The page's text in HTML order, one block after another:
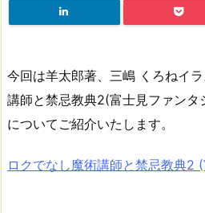
今回は羊太郎著、三嶋 くろねイ
講師と禁忌教典2(富士見ファンタ
についてご紹介いたします。
ロクでなし魔術講師と禁忌教典2